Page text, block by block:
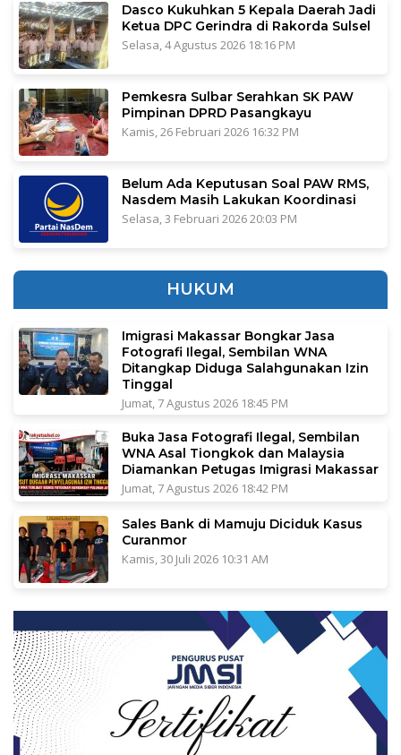
Dasco Kukuhkan 5 Kepala Daerah Jadi
Ketua DPC Gerindra di Rakorda Sulsel
Selasa, 4 Agustus 2026 18:16 PM
Pemkesra Sulbar Serahkan SK PAW
Pimpinan DPRD Pasangkayu
Kamis, 26 Februari 2026 16:32 PM
Belum Ada Keputusan Soal PAW RMS,
Nasdem Masih Lakukan Koordinasi
Selasa, 3 Februari 2026 20:03 PM
HUKUM
Imigrasi Makassar Bongkar Jasa
Fotografi Ilegal, Sembilan WNA
Ditangkap Diduga Salahgunakan Izin
Tinggal
Jumat, 7 Agustus 2026 18:45 PM
Buka Jasa Fotografi Ilegal, Sembilan
WNA Asal Tiongkok dan Malaysia
Diamankan Petugas Imigrasi Makassar
Jumat, 7 Agustus 2026 18:42 PM
Sales Bank di Mamuju Diciduk Kasus
Curanmor
Kamis, 30 Juli 2026 10:31 AM